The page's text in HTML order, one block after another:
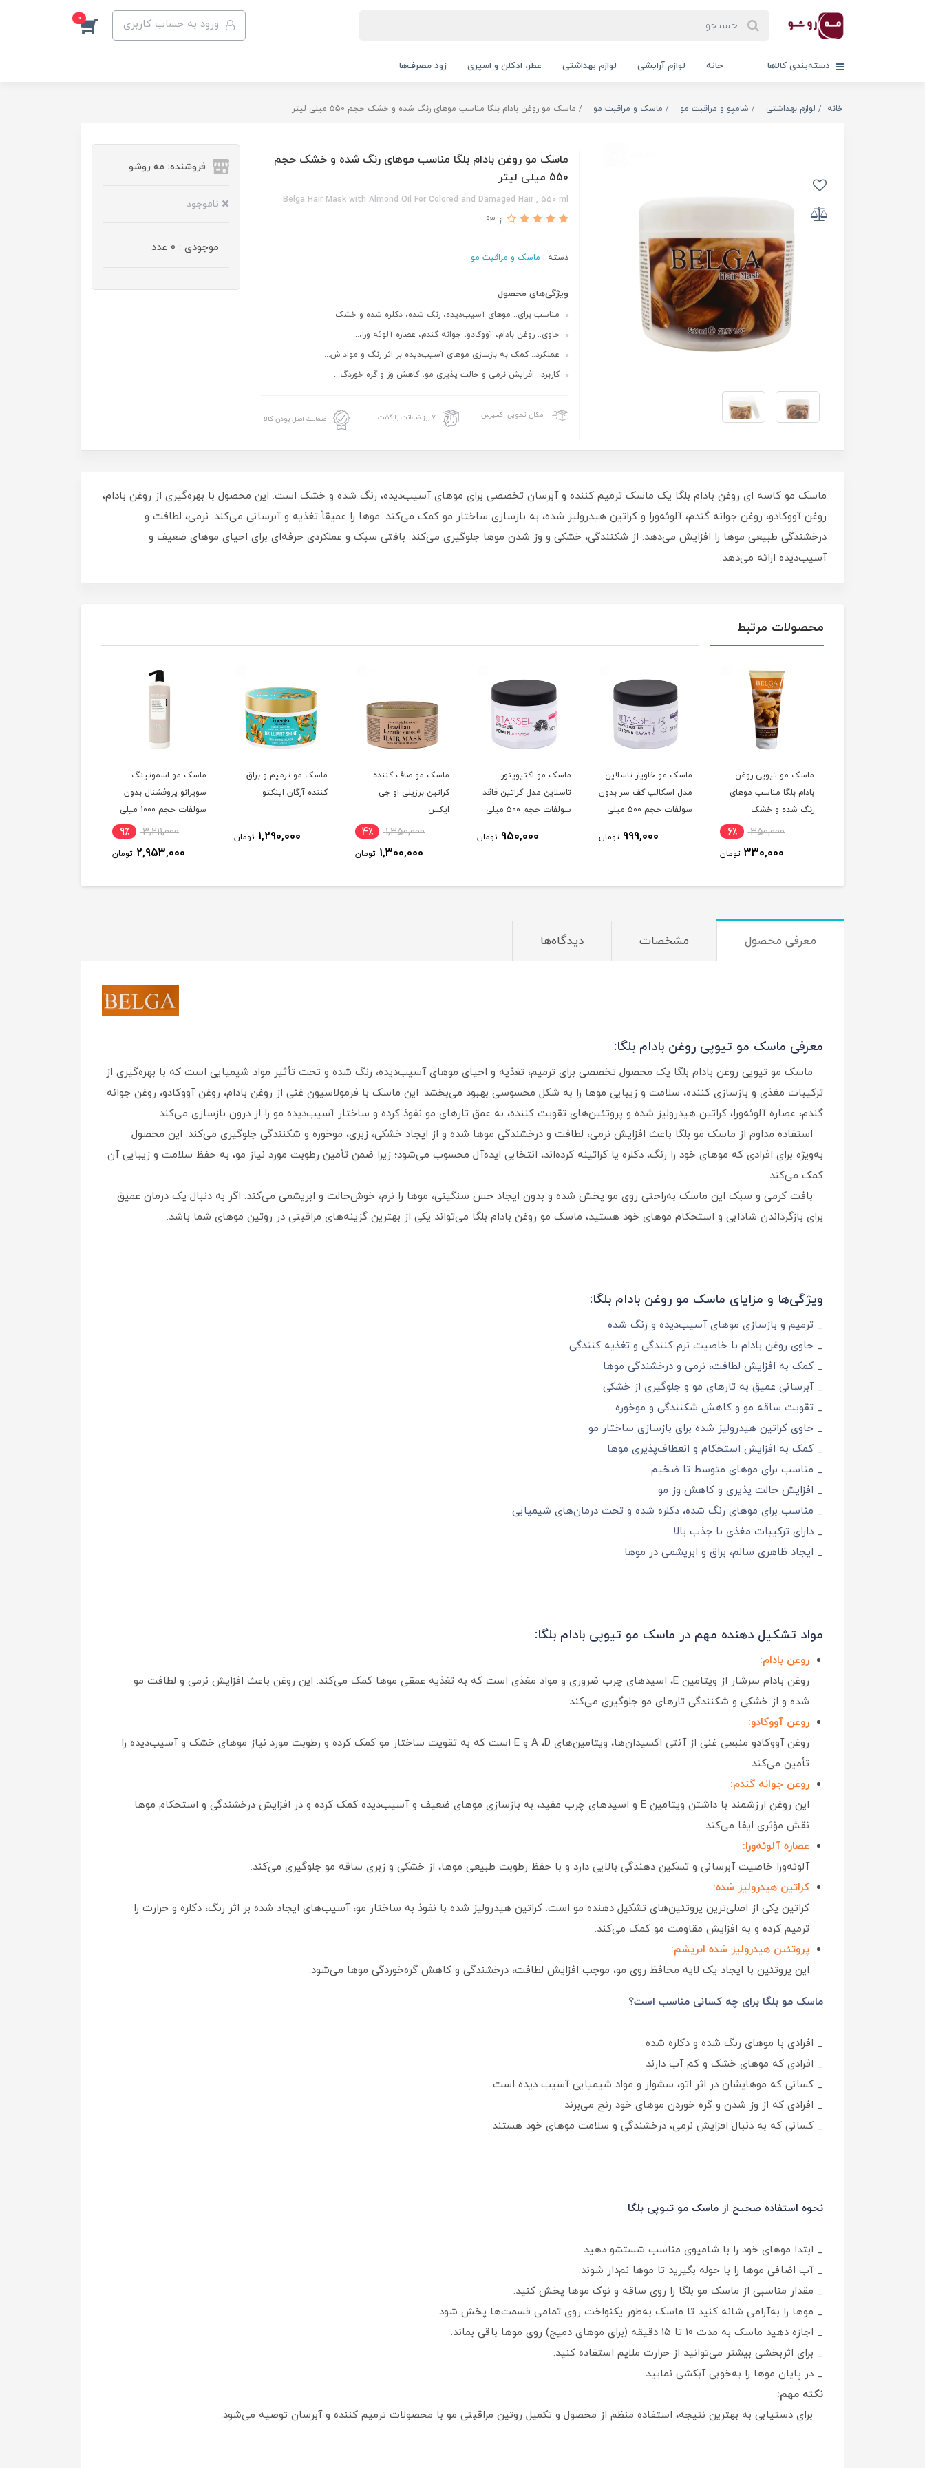
ورود به حساب کاربری 0
دسته‌بندی کالاها خانه لوازم آرایشی لوازم بهداشتی عطر، ادکلن و اسپری زود مصرف‌ها
خانه لوازم بهداشتی شامپو و مراقبت مو ماسک و مراقبت مو ماسک مو روغن بادام بلگا مناسب موهای رنگ شده و خشک حجم 550 میلی لیتر
ماسک مو روغن بادام بلگا مناسب موهای رنگ شده و خشک حجم
550 میلی لیتر
Belga Hair Mask with Almond Oil For Colored and Damaged Hair , 550 ml
از 93
دسته : ماسک و مراقبت مو
ویژگی‌های محصول
مناسب برای:: موهای آسیب‌دیده، رنگ‌ شده، دکلره شده و خشک
حاوی:: روغن بادام، آووکادو، جوانه گندم، عصاره آلوئه ورا،...
عملکرد:: کمک به بازسازی موهای آسیب‌دیده بر اثر رنگ و مواد ش...
کاربرد:: افزایش نرمی و حالت‌ پذیری مو، کاهش وز و گره‌ خوردگ...
امکان تحویل اکسپرس ۷ روز ضمانت بازگشت ضمانت اصل بودن کالا
فروشنده: مه رو‌شو
ناموجود
موجودی : 0 عدد
ماسک مو کاسه ای روغن بادام بلگا یک ماسک ترمیم‌ کننده و آبرسان تخصصی برای موهای آسیب‌دیده، رنگ‌ شده و خشک است. این محصول با بهره‌گیری از روغن بادام،
روغن آووکادو، روغن جوانه گندم، آلوئه‌ورا و کراتین هیدرولیز شده، به بازسازی ساختار مو کمک می‌کند. موها را عمیقاً تغذیه و آبرسانی می‌کند. نرمی، لطافت و
درخشندگی طبیعی موها را افزایش می‌دهد. از شکنندگی، خشکی و وز شدن موها جلوگیری می‌کند. بافتی سبک و عملکردی حرفه‌ای برای احیای موهای ضعیف و
آسیب‌دیده ارائه می‌دهد.
محصولات مرتبط
ماسک مو تیوپی روغن
بادام بلگا مناسب موهای
رنگ شده و خشک
350,000 6٪
330,000 تومان
ماسک مو خاویار تاسلاین
مدل اسکالپ کف سر بدون
سولفات حجم 500 میلی
999,000 تومان
ماسک مو اکتیویتور
تاسلاین مدل کراتین فاقد
سولفات حجم 500 میلی
950,000 تومان
ماسک مو صاف کننده
کراتین برزیلی او جی
ایکس
1,350,000 4٪
1,300,000 تومان
ماسک مو ترمیم و براق
کننده آرگان اینکتو
1,290,000 تومان
ماسک مو اسموتینگ
سوپرانو پروفشنال بدون
سولفات حجم 1000 میلی
3,211,000 9٪
2,953,000 تومان
معرفی محصول مشخصات دیدگاه‌ها
معرفی ماسک مو تیوپی روغن بادام بلگا:
ماسک مو تیوپی روغن بادام بلگا یک محصول تخصصی برای ترمیم، تغذیه و احیای موهای آسیب‌دیده، رنگ‌ شده و تحت تأثیر مواد شیمیایی است که با بهره‌گیری از
ترکیبات مغذی و بازسازی‌ کننده، سلامت و زیبایی موها را به شکل محسوسی بهبود می‌بخشد. این ماسک با فرمولاسیون غنی از روغن بادام، روغن آووکادو، روغن جوانه
گندم، عصاره آلوئه‌ورا، کراتین هیدرولیز شده و پروتئین‌های تقویت‌ کننده، به عمق تارهای مو نفوذ کرده و ساختار آسیب‌دیده مو را از درون بازسازی می‌کند.
استفاده مداوم از ماسک مو بلگا باعث افزایش نرمی، لطافت و درخشندگی موها شده و از ایجاد خشکی، زبری، موخوره و شکنندگی جلوگیری می‌کند. این محصول
به‌ویژه برای افرادی که موهای خود را رنگ، دکلره یا کراتینه کرده‌اند، انتخابی ایده‌آل محسوب می‌شود؛ زیرا ضمن تأمین رطوبت مورد نیاز مو، به حفظ سلامت و زیبایی آن
کمک می‌کند.
بافت کرمی و سبک این ماسک به‌راحتی روی مو پخش شده و بدون ایجاد حس سنگینی، موها را نرم، خوش‌حالت و ابریشمی می‌کند. اگر به دنبال یک درمان عمیق
برای بازگرداندن شادابی و استحکام موهای خود هستید، ماسک مو روغن بادام بلگا می‌تواند یکی از بهترین گزینه‌های مراقبتی در روتین موهای شما باشد.
ویژگی‌ها و مزایای ماسک مو روغن بادام بلگا:
_ ترمیم و بازسازی موهای آسیب‌دیده و رنگ‌ شده
_ حاوی روغن بادام با خاصیت نرم‌ کنندگی و تغذیه‌ کنندگی
_ کمک به افزایش لطافت، نرمی و درخشندگی موها
_ آبرسانی عمیق به تارهای مو و جلوگیری از خشکی
_ تقویت ساقه مو و کاهش شکنندگی و موخوره
_ حاوی کراتین هیدرولیز شده برای بازسازی ساختار مو
_ کمک به افزایش استحکام و انعطاف‌پذیری موها
_ مناسب برای موهای متوسط تا ضخیم
_ افزایش حالت‌ پذیری و کاهش وز مو
_ مناسب برای موهای رنگ‌ شده، دکلره شده و تحت درمان‌های شیمیایی
_ دارای ترکیبات مغذی با جذب بالا
_ ایجاد ظاهری سالم، براق و ابریشمی در موها
مواد تشکیل دهنده مهم در ماسک مو تیوپی بادام بلگا:
روغن بادام:
روغن بادام سرشار از ویتامین E، اسیدهای چرب ضروری و مواد مغذی است که به تغذیه عمقی موها کمک می‌کند. این روغن باعث افزایش نرمی و لطافت مو
شده و از خشکی و شکنندگی تارهای مو جلوگیری می‌کند.
روغن آووکادو:
روغن آووکادو منبعی غنی از آنتی‌ اکسیدان‌ها، ویتامین‌های A ،D و E است که به تقویت ساختار مو کمک کرده و رطوبت مورد نیاز موهای خشک و آسیب‌دیده را
تأمین می‌کند.
روغن جوانه گندم:
این روغن ارزشمند با داشتن ویتامین E و اسیدهای چرب مفید، به بازسازی موهای ضعیف و آسیب‌دیده کمک کرده و در افزایش درخشندگی و استحکام موها
نقش مؤثری ایفا می‌کند.
عصاره آلوئه‌ورا:
آلوئه‌ورا خاصیت آبرسانی و تسکین‌ دهندگی بالایی دارد و با حفظ رطوبت طبیعی موها، از خشکی و زبری ساقه مو جلوگیری می‌کند.
کراتین هیدرولیز شده:
کراتین یکی از اصلی‌ترین پروتئین‌های تشکیل‌ دهنده مو است. کراتین هیدرولیز شده با نفوذ به ساختار مو، آسیب‌های ایجاد شده بر اثر رنگ، دکلره و حرارت را
ترمیم کرده و به افزایش مقاومت مو کمک می‌کند.
پروتئین هیدرولیز شده ابریشم:
این پروتئین با ایجاد یک لایه محافظ روی مو، موجب افزایش لطافت، درخشندگی و کاهش گره‌خوردگی موها می‌شود.
ماسک مو بلگا برای چه کسانی مناسب است؟
_ افرادی با موهای رنگ‌ شده و دکلره شده
_ افرادی که موهای خشک و کم‌ آب دارند
_ کسانی که موهایشان در اثر اتو، سشوار و مواد شیمیایی آسیب دیده است
_ افرادی که از وز شدن و گره خوردن موهای خود رنج می‌برند
_ کسانی که به دنبال افزایش نرمی، درخشندگی و سلامت موهای خود هستند
نحوه استفاده صحیح از ماسک مو تیوپی بلگا
_ ابتدا موهای خود را با شامپوی مناسب شستشو دهید.
_ آب اضافی موها را با حوله بگیرید تا موها نم‌دار شوند.
_ مقدار مناسبی از ماسک مو بلگا را روی ساقه و نوک موها پخش کنید.
_ موها را به‌آرامی شانه کنید تا ماسک به‌طور یکنواخت روی تمامی قسمت‌ها پخش شود.
_ اجازه دهید ماسک به مدت 10 تا 15 دقیقه (برای موهای دمیج) روی موها باقی بماند.
_ برای اثربخشی بیشتر می‌توانید از حرارت ملایم استفاده کنید.
_ در پایان موها را به‌خوبی آبکشی نمایید.
نکته مهم:
برای دستیابی به بهترین نتیجه، استفاده منظم از محصول و تکمیل روتین مراقبتی مو با محصولات ترمیم‌ کننده و آبرسان توصیه می‌شود.